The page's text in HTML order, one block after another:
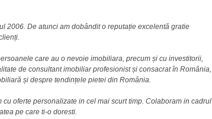
2006. De atunci am dobândit o reputație excelentă gratie
care au o nevoie imobiliara, precum și cu investitorii,
de consultant imobiliar profesionist și consacrat în România,
și despre tendințele pietei din România.
cu oferte personalizate in cel mai scurt timp. Colaboram in cadrul
pe care ti-o doresti.